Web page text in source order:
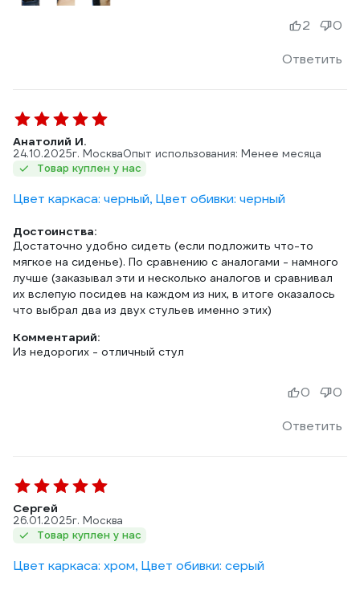
Ответить
2 0
Анатолий И.
24.10.2025г. МоскваОпыт использования: Менее месяца
Товар куплен у нас
Цвет каркаса: черный, Цвет обивки: черный
Достоинства:
Достаточно удобно сидеть (если подложить что-то
мягкое на сиденье). По сравнению с аналогами - намного
лучше (заказывал эти и несколько аналогов и сравнивал
их вслепую посидев на каждом из них, в итоге оказалось
что выбрал два из двух стульев именно этих)
Комментарий:
Из недорогих - отличный стул
Ответить
0 0
Сергей
26.01.2025г. Москва
Товар куплен у нас
Цвет каркаса: хром, Цвет обивки: серый